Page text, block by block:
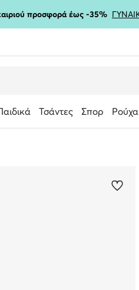
προσφορά έως -35%
Τσάντες Σπορ